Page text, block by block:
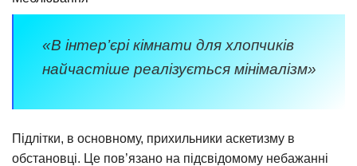
«В інтер’єрі кімнати для хлопчиків
найчастіше реалізується мінімалізм»
Підлітки, в основному, прихильники аскетизму в
обстановці. Це пов’язано на підсвідомому небажанні